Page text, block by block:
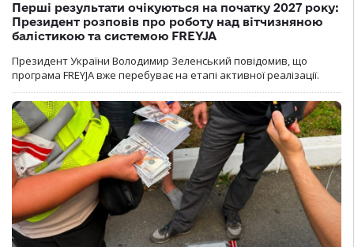
Перші результати очікуються на початку 2027 року:
Президент розповів про роботу над вітчизняною
балістикою та системою FREYJA
Президент України Володимир Зеленський повідомив, що
програма FREYJA вже перебуває на етапі активної реалізації.